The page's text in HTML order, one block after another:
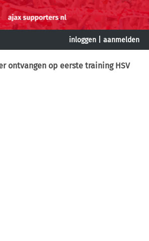
inloggen aanmelden
ontvangen op eerste training HSV